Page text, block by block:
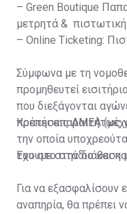
– Green Boutique
μετρητά &
– Online Ticketing:
Σύμφωνα με τη
προμηθευτεί
που διεξάγονται
πρέπει απαραιτήτως
την οποία
του στο στάδιο και
Κρατήσεις ΑΜΕΑ
Έχουμε στην διάθεση
Για να
αναπηρία, θα πρέπει